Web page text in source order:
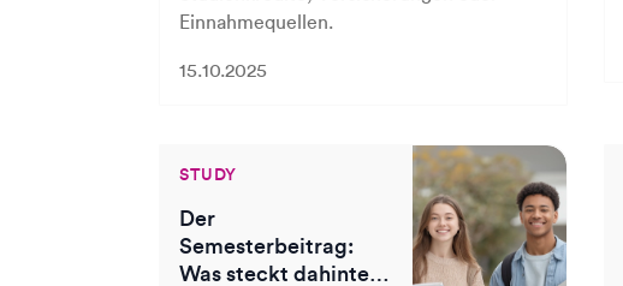
Einnahmequellen.
15.10.2025
STUDY
Der
Semesterbeitrag:
Was steckt dahinter